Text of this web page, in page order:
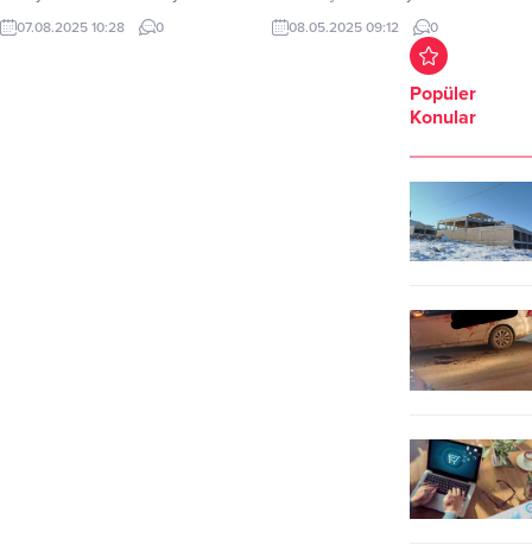
Mahallesi yakınlarında 27 NZ 540
plakalı tır, sürücüsünün direksiyon
07.08.2025 10:28 0
Şanlıurfa Organize Sanayi
Bölgesinde meydana geldi. Can
kaybının olmadığı kazada şoför hafif
yaralandı. Meydana gelen kazanın
ardından Şanlıurfa-Suruç karayolu
üzerine olay yerine 112 sağlık ekibi
sevk edildi. Kaza ile...
08.05.2025 09:12 0
Popüler
Konular